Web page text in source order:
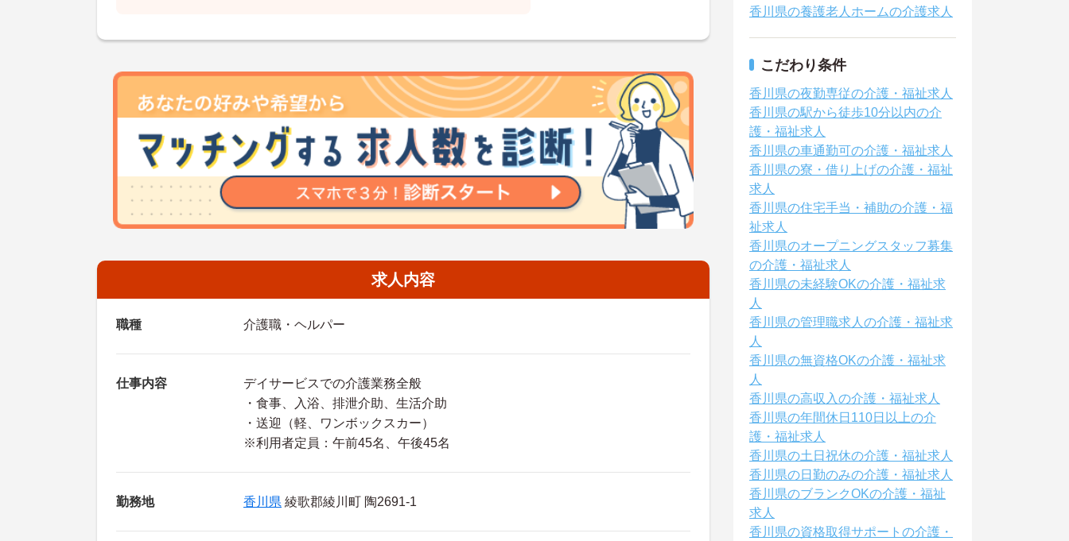
求人内容
職種 介護職・ヘルパー
仕事内容
デイサービスでの介護業務全般
・食事、入浴、排泄介助、生活介助
・送迎（軽、ワンボックスカー）
※利用者定員：午前45名、午後45名
勤務地 香川県 綾歌郡綾川町 陶2691-1
香川県の養護老人ホームの介護求人
こだわり条件
香川県の夜勤専従の介護・福祉求人
香川県の駅から徒歩10分以内の介
護・福祉求人
香川県の車通勤可の介護・福祉求人
香川県の寮・借り上げの介護・福祉
求人
香川県の住宅手当・補助の介護・福
祉求人
香川県のオープニングスタッフ募集
の介護・福祉求人
香川県の未経験OKの介護・福祉求
人
香川県の管理職求人の介護・福祉求
人
香川県の無資格OKの介護・福祉求
人
香川県の高収入の介護・福祉求人
香川県の年間休日110日以上の介
護・福祉求人
香川県の土日祝休の介護・福祉求人
香川県の日勤のみの介護・福祉求人
香川県のブランクOKの介護・福祉
求人
香川県の資格取得サポートの介護・